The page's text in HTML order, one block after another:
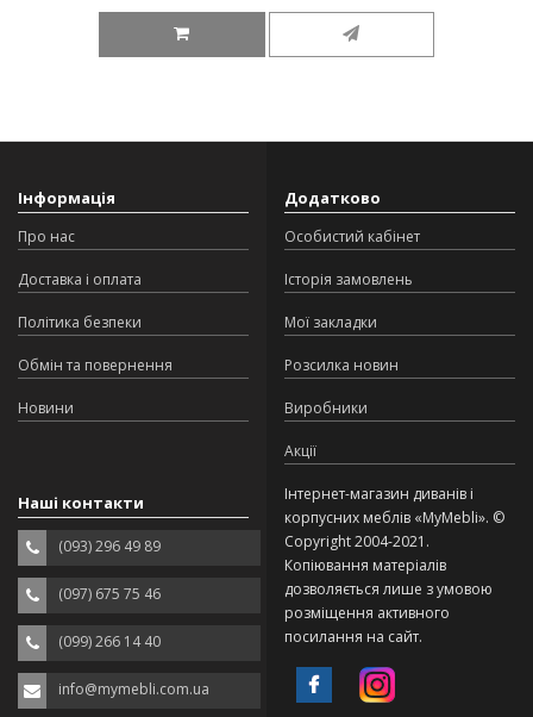
Інформація
Про нас
Доставка і оплата
Політика безпеки
Обмін та повернення
Новини
Додатково
Особистий кабінет
Історія замовлень
Мої закладки
Розсилка новин
Виробники
Акції
Наші контакти
(093) 296 49 89
(097) 675 75 46
(099) 266 14 40
info@mymebli.com.ua
Інтернет-магазин диванів і
корпусних меблів «MyMebli». ©
Copyright 2004-2021.
Копіювання матеріалів
дозволяється лише з умовою
розміщення активного
посилання на сайт.